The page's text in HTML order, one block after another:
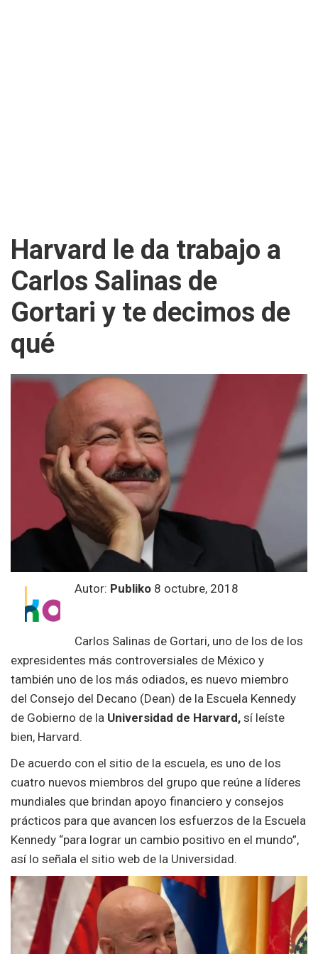
Harvard le da trabajo a
Carlos Salinas de
Gortari y te decimos de
qué
Autor: Publiko 8 octubre, 2018
Carlos Salinas de Gortari, uno de los de los
expresidentes más controversiales de México y
también uno de los más odiados, es nuevo miembro
del Consejo del Decano (Dean) de la Escuela Kennedy
de Gobierno de la Universidad de Harvard, sí leíste
bien, Harvard.
De acuerdo con el sitio de la escuela, es uno de los
cuatro nuevos miembros del grupo que reúne a líderes
mundiales que brindan apoyo financiero y consejos
prácticos para que avancen los esfuerzos de la Escuela
Kennedy “para lograr un cambio positivo en el mundo”,
así lo señala el sitio web de la Universidad.